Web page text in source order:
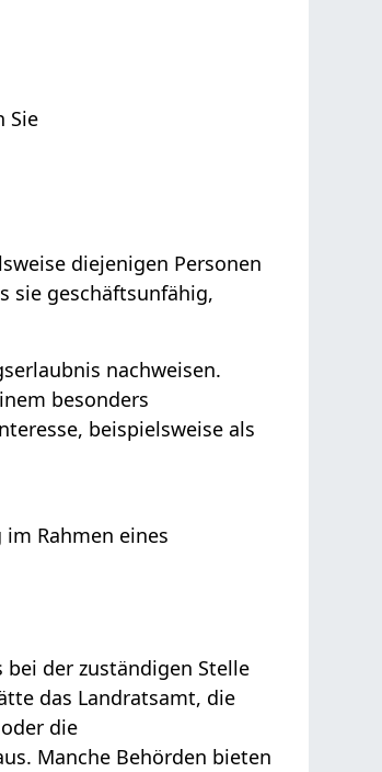
Sie
diejenigen Personen
sie geschäftsunfähig,
nachweisen.
besonders
beispielsweise als
Rahmen eines
der zuständigen Stelle
das Landratsamt, die
die
Manche Behörden bieten